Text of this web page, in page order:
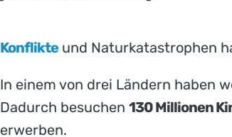
Konflikteund Naturkatastrophen
In einem von drei Ländern haben
Dadurch besuchen 130 Millionen
erwerben.